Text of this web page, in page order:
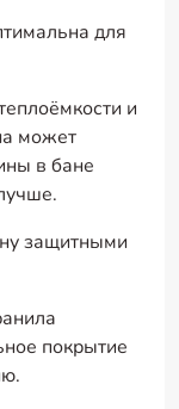
для
и
может
в бане
защитными
покрытие